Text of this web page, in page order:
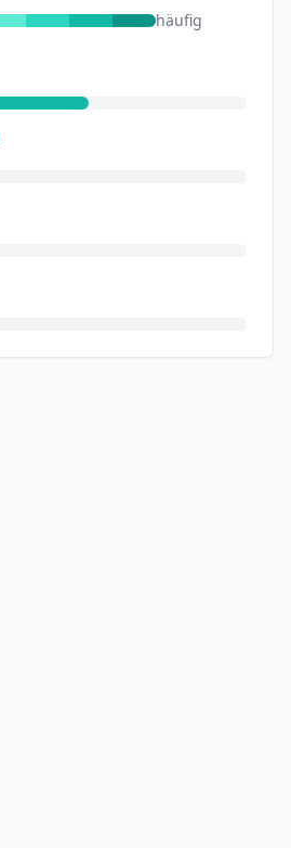
häufig